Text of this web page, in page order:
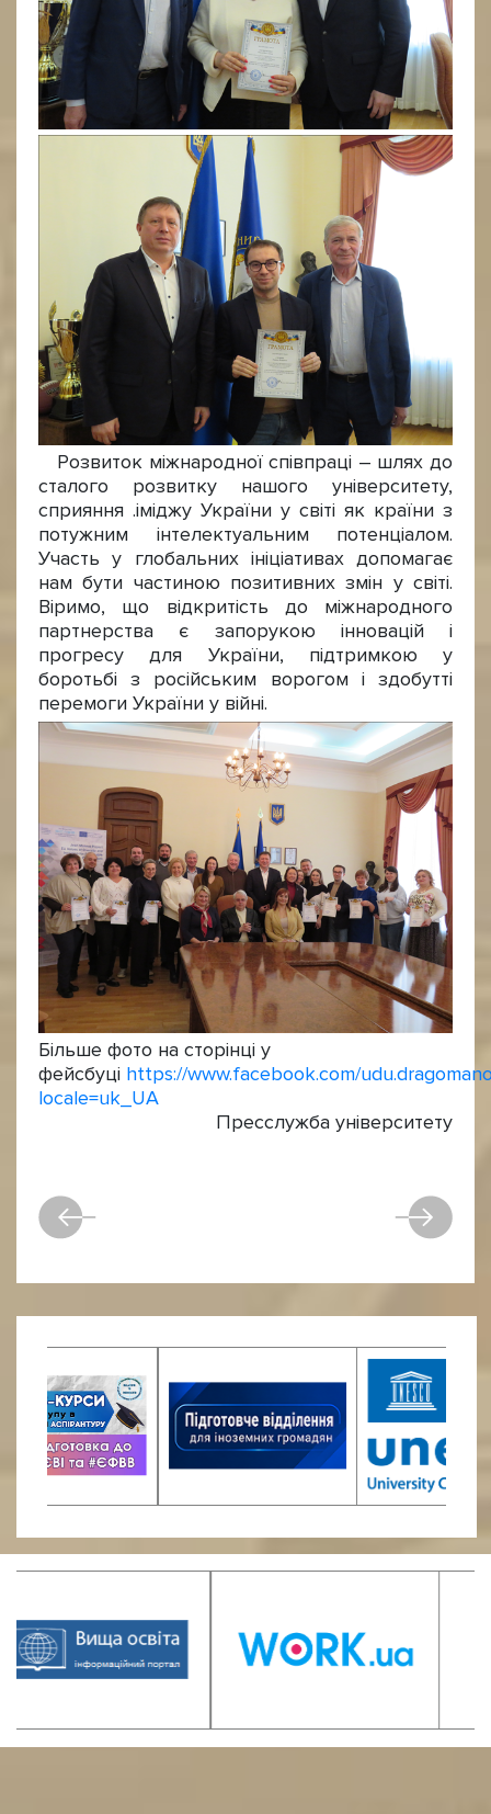
Розвиток міжнародної співпраці – шлях до
сталого розвитку нашого університету,
сприяння .іміджу України у світі як країни з
потужним інтелектуальним потенціалом.
Участь у глобальних ініціативах допомагає
нам бути частиною позитивних змін у світі.
Віримо, що відкритість до міжнародного
партнерства є запорукою інновацій і
прогресу для України, підтримкою у
боротьбі з російським ворогом і здобутті
перемоги України у війні.
Більше фото на сторінці у
фейсбуці https://www.facebook.com/
locale=uk_UA
Пресслужба університету